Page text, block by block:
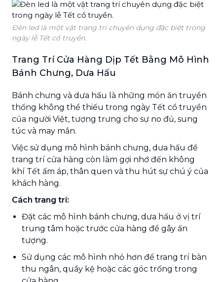
Đèn led là một vật trang trí chuyên dụng đặc biệt trong
ngày lễ Tết cổ truyền.
Trang Trí Cửa Hàng Dịp Tết Bằng Mô Hình
Bánh Chưng, Dưa Hấu
Bánh chưng và dưa hấu là những món ăn truyền
thống không thể thiếu trong ngày Tết cổ truyền
của người Việt, tượng trưng cho sự no đủ, sung
túc và may mắn.
Việc sử dụng mô hình bánh chưng, dưa hấu để
trang trí cửa hàng còn làm gợi nhớ đến không
khí Tết ấm áp, thân quen và thu hút sự chú ý của
khách hàng.
Cách trang trí:
Đặt các mô hình bánh chưng, dưa hấu ở vị trí
trung tâm hoặc trước cửa hàng để gây ấn
tượng.
Sử dụng các mô hình nhỏ hơn để trang trí bàn
thu ngân, quầy kệ hoặc các góc trống trong